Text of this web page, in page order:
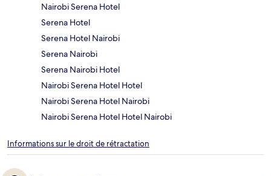
Nairobi Serena Hotel
Serena Hotel
Serena Hotel Nairobi
Serena Nairobi
Serena Nairobi Hotel
Nairobi Serena Hotel Hotel
Nairobi Serena Hotel Nairobi
Nairobi Serena Hotel Hotel Nairobi
Informations sur le droit de rétractation